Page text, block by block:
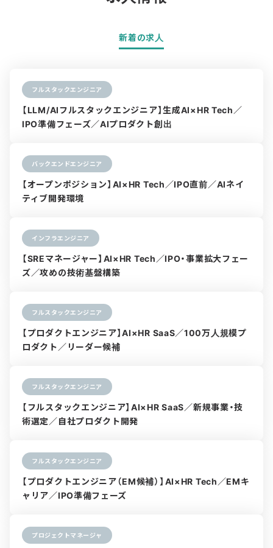
新着の求人
フルスタックエンジニア
【LLM/AIフルスタックエンジニア】生成AI×HR Tech／
IPO準備フェーズ／AIプロダクト創出
バックエンドエンジニア
【オープンポジション】AI×HR Tech／IPO直前／AIネイ
ティブ開発環境
インフラエンジニア
【SREマネージャー】AI×HR Tech／IPO・事業拡大フェー
ズ／攻めの技術基盤構築
フルスタックエンジニア
【プロダクトエンジニア】AI×HR SaaS／100万人規模プ
ロダクト／リーダー候補
フルスタックエンジニア
【フルスタックエンジニア】AI×HR SaaS／新規事業・技
術選定／自社プロダクト開発
フルスタックエンジニア
【プロダクトエンジニア（EM候補）】AI×HR Tech／EMキ
ャリア／IPO準備フェーズ
プロジェクトマネージャ